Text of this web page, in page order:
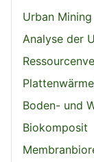
Urban Mining
Analyse der
Boden- und
Biokomposit